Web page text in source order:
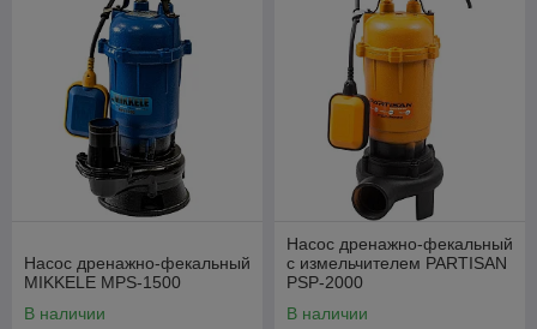
Насос дренажно-фекальный
MIKKELE MPS-1500
В наличии
Насос дренажно-фекальный
c измельчителем PARTISAN
PSP-2000
В наличии